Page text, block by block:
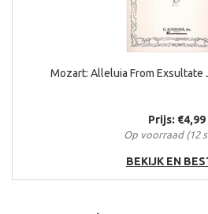
Mozart: Alleluia From Exsultate
Prijs: €4,99
Op voorraad (12
BEKIJK EN